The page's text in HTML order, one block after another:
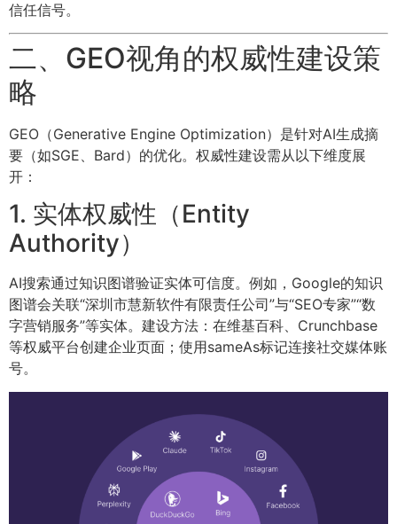
信任信号。
二、GEO视角的权威性建设策
略
GEO（Generative Engine Optimization）是针对AI生成摘
要（如SGE、Bard）的优化。权威性建设需从以下维度展
开：
1. 实体权威性（Entity
Authority）
AI搜索通过知识图谱验证实体可信度。例如，Google的知识
图谱会关联“深圳市慧新软件有限责任公司”与“SEO专家”“数
字营销服务”等实体。建设方法：在维基百科、Crunchbase
等权威平台创建企业页面；使用sameAs标记连接社交媒体账
号。